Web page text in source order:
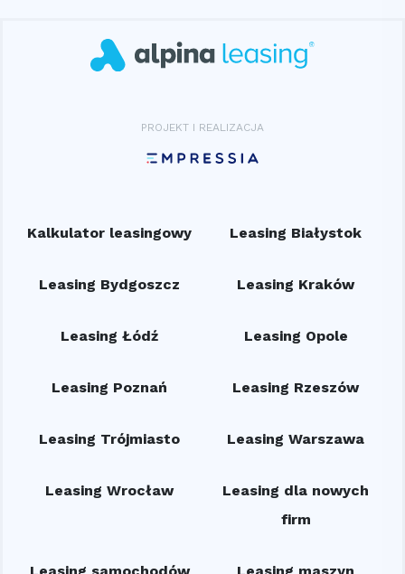
PROJEKT I REALIZACJA
Kalkulator leasingowy Leasing Białystok
Leasing Bydgoszcz Leasing Kraków
Leasing Łódź Leasing Opole
Leasing Poznań Leasing Rzeszów
Leasing Trójmiasto Leasing Warszawa
Leasing Wrocław
Leasing dla nowych
firm